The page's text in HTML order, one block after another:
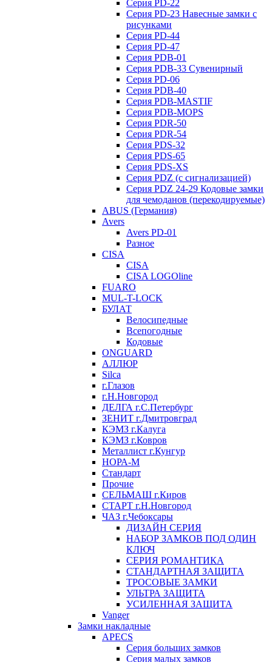
Серия PD-22
Серия PD-23 Навесные замки с
рисунками
Серия PD-44
Серия PD-47
Серия PDB-01
Серия PDB-33 Сувенирный
Серия PD-06
Серия PDB-40
Серия PDB-MASTIF
Серия PDB-MOPS
Серия PDR-50
Серия PDR-54
Серия PDS-32
Серия PDS-65
Серия PDS-XS
Серия PDZ (с сигнализацией)
Серия PDZ 24-29 Кодовые замки
для чемоданов (перекодируемые)
ABUS (Германия)
Avers
Avers PD-01
Разное
CISA
CISA
CISA LOGOline
FUARO
MUL-T-LOCK
БУЛАТ
Велосипедные
Всепогодные
Кодовые
ONGUARD
АЛЛЮР
Silca
г.Глазов
г.Н.Новгород
ДЕЛГА г.С.Петербург
ЗЕНИТ г.Дмитровград
КЭМЗ г.Калуга
КЭМЗ г.Ковров
Металлист г.Кунгур
НОРА-М
Стандарт
Прочие
СЕЛЬМАШ г.Киров
СТАРТ г.Н.Новгород
ЧАЗ г.Чебоксары
ДИЗАЙН СЕРИЯ
НАБОР ЗАМКОВ ПОД ОДИН
КЛЮЧ
СЕРИЯ РОМАНТИКА
СТАНДАРТНАЯ ЗАЩИТА
ТРОСОВЫЕ ЗАМКИ
УЛЬТРА ЗАЩИТА
УСИЛЕННАЯ ЗАЩИТА
Vanger
Замки накладные
APECS
Серия больших замков
Серия малых замков